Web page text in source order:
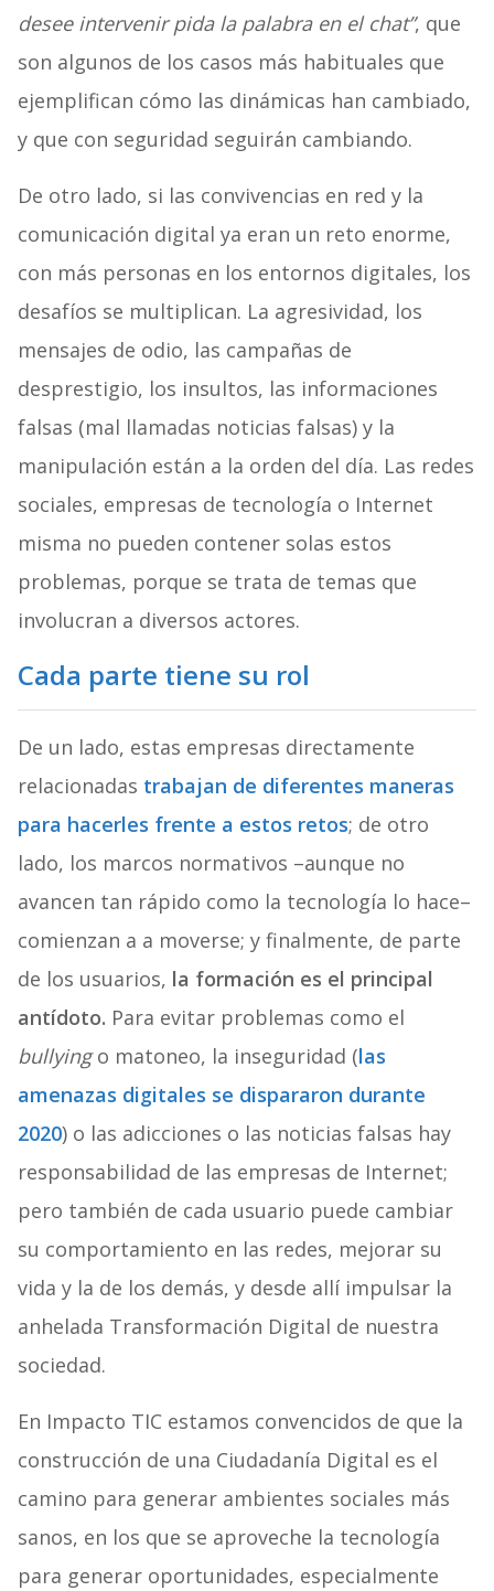
desee intervenir pida la palabra en el chat”, que
son algunos de los casos más habituales que
ejemplifican cómo las dinámicas han cambiado,
y que con seguridad seguirán cambiando.
De otro lado, si las convivencias en red y la
comunicación digital ya eran un reto enorme,
con más personas en los entornos digitales, los
desafíos se multiplican. La agresividad, los
mensajes de odio, las campañas de
desprestigio, los insultos, las informaciones
falsas (mal llamadas noticias falsas) y la
manipulación están a la orden del día. Las redes
sociales, empresas de tecnología o Internet
misma no pueden contener solas estos
problemas, porque se trata de temas que
involucran a diversos actores.
Cada parte tiene su rol
De un lado, estas empresas directamente
relacionadas trabajan de diferentes maneras
para hacerles frente a estos retos; de otro
lado, los marcos normativos –aunque no
avancen tan rápido como la tecnología lo hace–
comienzan a a moverse; y finalmente, de parte
de los usuarios, la formación es el principal
antídoto. Para evitar problemas como el
bullyingo matoneo, la inseguridad (las
amenazas digitales se dispararon durante
2020) o las adicciones o las noticias falsas hay
responsabilidad de las empresas de Internet;
pero también de cada usuario puede cambiar
su comportamiento en las redes, mejorar su
vida y la de los demás, y desde allí impulsar la
anhelada Transformación Digital de nuestra
sociedad.
En Impacto TIC estamos convencidos de que la
construcción de una Ciudadanía Digital es el
camino para generar ambientes sociales más
sanos, en los que se aproveche la tecnología
para generar oportunidades, especialmente